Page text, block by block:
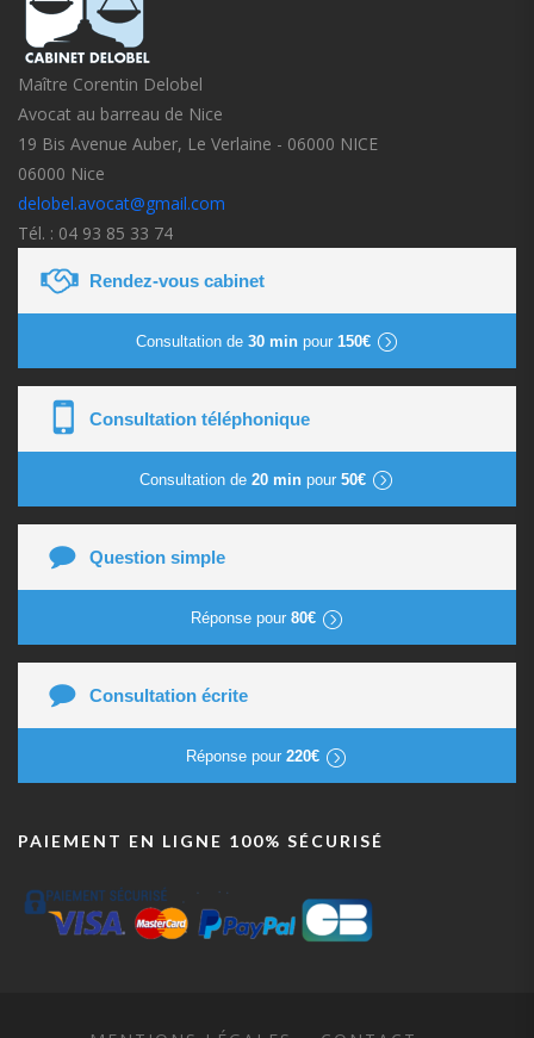
Maître Corentin Delobel
Avocat au barreau de Nice
19 Bis Avenue Auber, Le Verlaine - 06000 NICE
06000 Nice
delobel.avocat@gmail.com
Tél. : 04 93 85 33 74
Rendez-vous cabinet
Consultation de 30 minpour 150€
Consultation téléphonique
Consultation de 20 min pour 50€
Question simple
Réponse pour 80€
Consultation écrite
Réponse pour 220€
PAIEMENT EN LIGNE 100% SÉCURISÉ